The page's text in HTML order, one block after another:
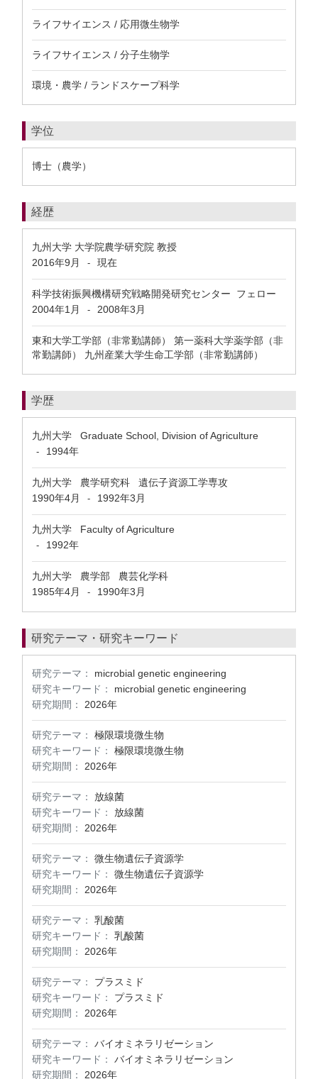
ライフサイエンス / 応用微生物学
ライフサイエンス / 分子生物学
環境・農学 / ランドスケープ科学
学位
博士（農学）
経歴
九州大学 大学院農学研究院 教授
2016年9月
- 現在
科学技術振興機構研究戦略開発研究センター フェロー
2004年1月
- 2008年3月
東和大学工学部（非常勤講師） 第一薬科大学薬学部（非
常勤講師） 九州産業大学生命工学部（非常勤講師）
学歴
九州大学 Graduate School, Division of Agriculture
- 1994年
九州大学 農学研究科 遺伝子資源工学専攻
1990年4月
- 1992年3月
九州大学 Faculty of Agriculture
- 1992年
九州大学 農学部 農芸化学科
1985年4月
- 1990年3月
研究テーマ・研究キーワード
研究テーマ：
microbial genetic engineering
研究キーワード：
microbial genetic engineering
研究期間：
2026年
研究テーマ：
極限環境微生物
研究キーワード：
極限環境微生物
研究期間：
2026年
研究テーマ：
放線菌
研究キーワード：
放線菌
研究期間：
2026年
研究テーマ：
微生物遺伝子資源学
研究キーワード：
微生物遺伝子資源学
研究期間：
2026年
研究テーマ：
乳酸菌
研究キーワード：
乳酸菌
研究期間：
2026年
研究テーマ：
プラスミド
研究キーワード：
プラスミド
研究期間：
2026年
研究テーマ：
バイオミネラリゼーション
研究キーワード：
バイオミネラリゼーション
研究期間：
2026年